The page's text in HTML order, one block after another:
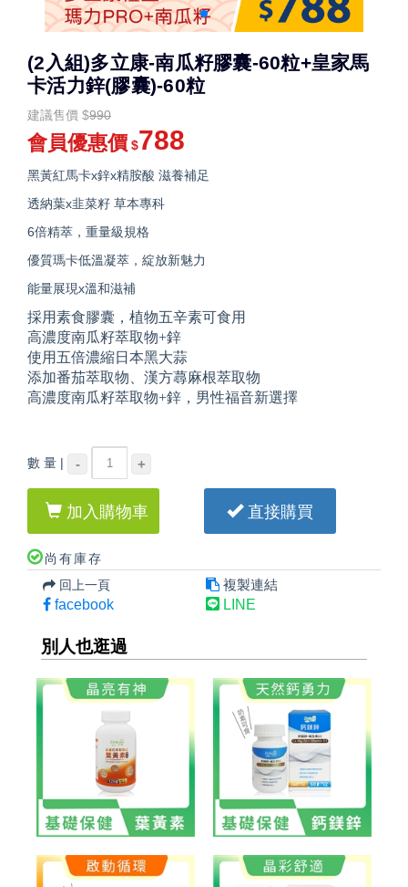
(2入組)多立康-南瓜籽膠囊-60粒+皇家馬
卡活力鋅(膠囊)-60粒
建議售價 $990
會員優惠價 $788
黑黃紅馬卡x鋅x精胺酸 滋養補足
透納葉x韭菜籽 草本專科
6倍精萃，重量級規格
優質瑪卡低溫凝萃，綻放新魅力
能量展現x溫和滋補
採用素食膠囊，植物五辛素可食用
高濃度南瓜籽萃取物+鋅
使用五倍濃縮日本黑大蒜
添加番茄萃取物、漢方蕁麻根萃取物
高濃度南瓜籽萃取物+鋅，男性福音新選擇
數 量 | - +
加入購物車 直接購買
尚有庫存
回上一頁
複製連結
facebook
LINE
別人也逛過